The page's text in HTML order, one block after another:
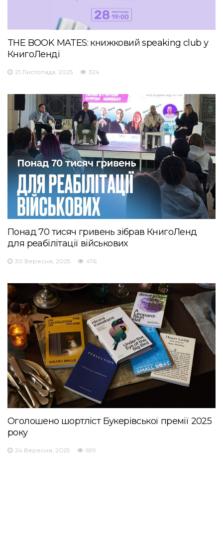
THE BOOK MATES: книжковий speaking club у
КнигоЛенді
21 Листопада, 2025 324
Понад 70 тисяч гривень зібрав КнигоЛенд
для реабілітації військових
30 Вересня, 2025 476
Оголошено шортліст Букерівської премії 2025
року
24 Вересня, 2025 699